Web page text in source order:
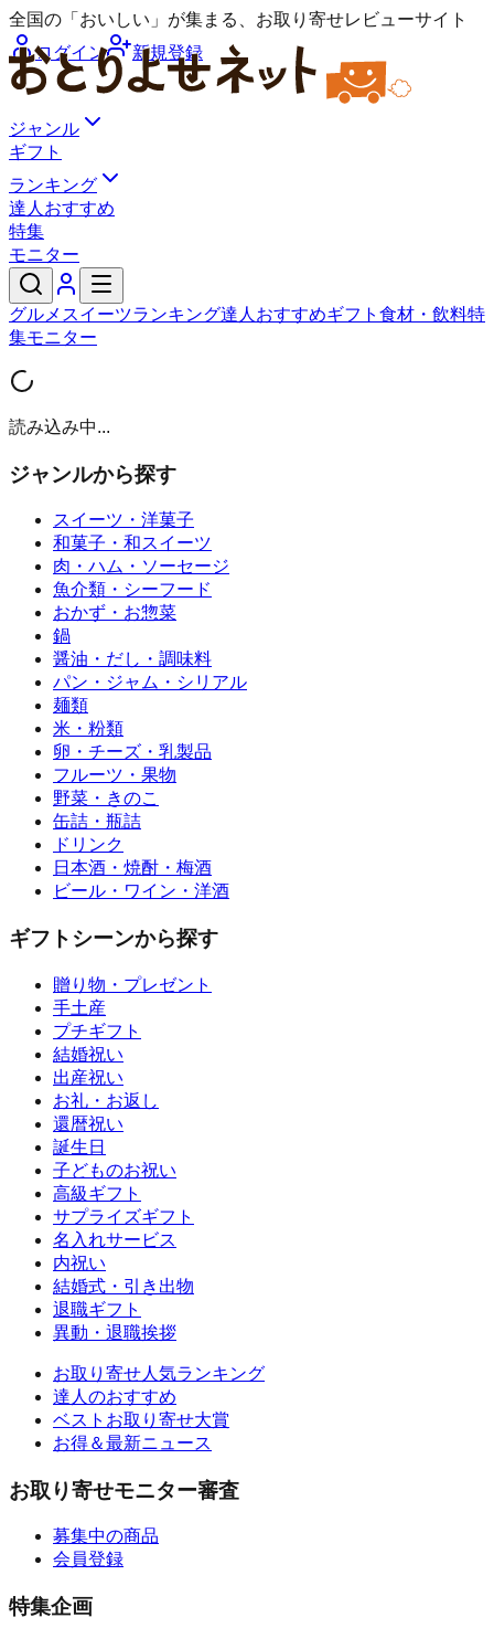
全国の「おいしい」が集まる、お取り寄せレビューサイト
ログイン
新規登録
ジャンル
ギフト
ランキング
達人おすすめ
特集
モニター
グルメ スイーツランキング達人おすすめギフト 食材・飲料特
集モニター
読み込み中...
ジャンルから探す
スイーツ・洋菓子
和菓子・和スイーツ
肉・ハム・ソーセージ
魚介類・シーフード
おかず・お惣菜
鍋
醤油・だし・調味料
パン・ジャム・シリアル
麺類
米・粉類
卵・チーズ・乳製品
フルーツ・果物
野菜・きのこ
缶詰・瓶詰
ドリンク
日本酒・焼酎・梅酒
ビール・ワイン・洋酒
ギフトシーンから探す
贈り物・プレゼント
手土産
プチギフト
結婚祝い
出産祝い
お礼・お返し
還暦祝い
誕生日
子どものお祝い
高級ギフト
サプライズギフト
名入れサービス
内祝い
結婚式・引き出物
退職ギフト
異動・退職挨拶
お取り寄せ人気ランキング
達人のおすすめ
ベストお取り寄せ大賞
お得＆最新ニュース
お取り寄せモニター審査
募集中の商品
会員登録
特集企画